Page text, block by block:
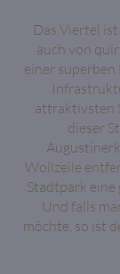
Das Viertel
auch von
einer superben
attraktivsten
dieser
Wollzeile
Stadtpark eine
Und falls
möchte, so ist